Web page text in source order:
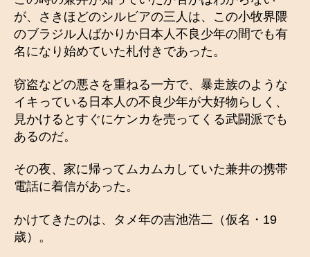
が、さきほどのシルビアの三人は、この小牧界隈
のブラジル人ばかりか日本人不良少年の間でも有
名になり始めていた札付きであった。
窃盗などの悪さを重ねる一方で、暴走族のような
イキっている日本人の不良少年が大好物らしく、
見かけるとすぐにケンカを売ってくる武闘派でも
あるのだ。
その夜、家に帰ってムカムカしていた兼井の携帯
電話に着信があった。
かけてきたのは、タメ年の吉池浩二（仮名・19
歳）。